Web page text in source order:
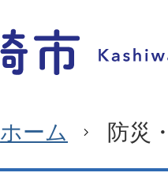
ホーム 防災